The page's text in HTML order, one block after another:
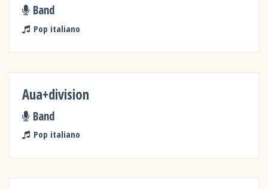
Band
Pop italiano
Aua+division
Band
Pop italiano